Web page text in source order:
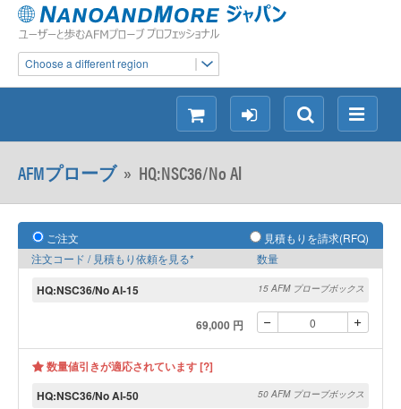
Choose a different region
メ
ニ
検
索
ロ
グ
イ
シ
ョ
ッ
ン
AFMプローブ» HQ:NSC36/No Al
ご注文
見積もりを請求(RFQ)
注文コード / 見積もり依頼を見る*
数量
HQ:NSC36/No Al-15 15 AFM プローブボックス
69,000 円
数量値引きが適応されています [?]
HQ:NSC36/No Al-50
50 AFM プローブボックス